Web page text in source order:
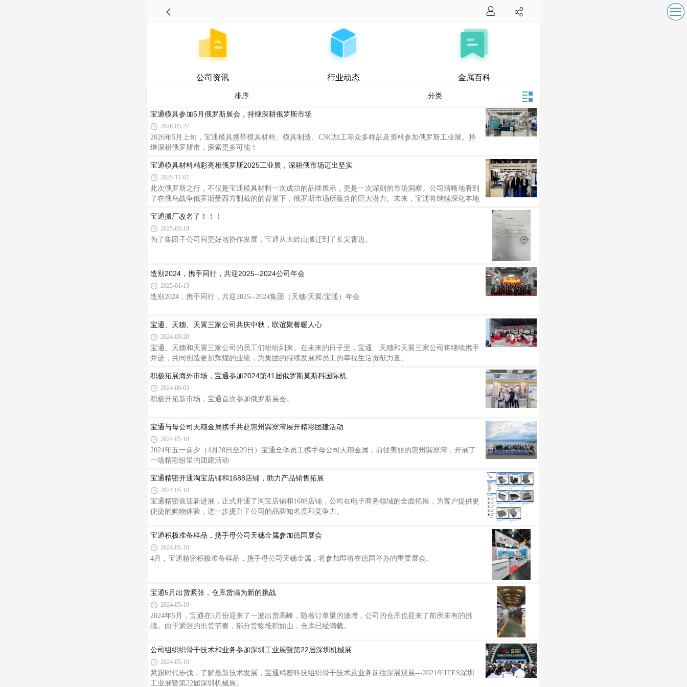
公司资讯 行业动态 金属百科
排序 分类
宝通模具参加5月俄罗斯展会，持继深耕俄罗斯市场
2026-05-27
2026年5月上旬，宝通模具携带模具材料、模具制造、CNC加工等众多样品及资料参加俄罗斯工业展。持
继深耕俄罗斯市，探索更多可能！
宝通模具材料精彩亮相俄罗斯2025工业展，深耕俄市场迈出坚实
2025-11-07
此次俄罗斯之行，不仅是宝通模具材料一次成功的品牌展示，更是一次深刻的市场洞察。公司清晰地看到
了在俄乌战争俄罗斯受西方制裁的的背景下，俄罗斯市场所蕴含的巨大潜力。未来，宝通将继续深化本地
户提升竞争力，实现共赢发展。
宝通搬厂改名了！！！
2025-03-18
为了集团子公司间更好地协作发展，宝通从大岭山搬迁到了长安霄边。
造别2024，携手同行，共迎2025--2024公司年会
2025-01-13
造别2024，携手同行，共迎2025--2024集团（天穗/天翼/宝通）年会
宝通、天穗、天翼三家公司共庆中秋，联谊聚餐暖人心
2024-09-20
宝通、天穗和天翼三家公司的员工们纷纷到来。在未来的日子里，宝通、天穗和天翼三家公司将继续携手
并进，共同创造更加辉煌的业绩，为集团的持续发展和员工的幸福生活贡献力量。
积极拓展海外市场，宝通参加2024第41届俄罗斯莫斯科国际机
2024-06-03
积极开拓新市场，宝通首次参加俄罗斯展会。
宝通与母公司天穗金属携手共赴惠州巽寮湾展开精彩团建活动
2024-05-10
2024年五一前夕（4月28日至29日）宝通全体员工携手母公司天穗金属，前往美丽的惠州巽寮湾，开展了
一场精彩纷呈的团建活动
宝通精密开通淘宝店铺和1688店铺，助力产品销售拓展
2024-05-10
宝通精密喜迎新进展，正式开通了淘宝店铺和1688店铺，公司在电子商务领域的全面拓展，为客户提供更
便捷的购物体验，进一步提升了公司的品牌知名度和竞争力。
宝通积极准备样品，携手母公司天穗金属参加德国展会
2024-05-10
4月，宝通精密积极准备样品，携手母公司天穗金属，将参加即将在德国举办的重要展会。
宝通5月出货紧张，仓库货满为新的挑战
2024-05-10
2024年5月，宝通在5月份迎来了一波出货高峰，随着订单量的激增，公司的仓库也迎来了前所未有的挑
战。由于紧张的出货节奏，部分货物堆积如山，仓库已经满载。
公司组织织骨干技术和业务参加深圳工业展暨第22届深圳机械展
2024-05-10
紧跟时代步伐，了解最新技术发展，宝通精密科技组织骨干技术及业务前往深展观展---2021年ITES深圳
工业展暨第22届深圳机械展。